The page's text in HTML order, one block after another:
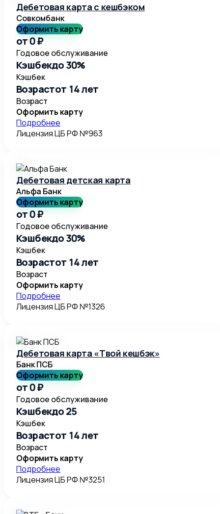
Дебетовая карта с кешбэком
Совкомбанк
Оформить карту
от 0 ₽
Годовое обслуживание
Кэшбекдо 30%
Кэшбек
Возрастот 14 лет
Возраст
Оформить карту
Подробнее
Лицензия ЦБ РФ №963
Дебетовая детская карта
Альфа Банк
Оформить карту
от 0 ₽
Годовое обслуживание
Кэшбекдо 30%
Кэшбек
Возрастот 14 лет
Возраст
Оформить карту
Подробнее
Лицензия ЦБ РФ №1326
Дебетовая карта «Твой кешбэк»
Банк ПСБ
Оформить карту
от 0 ₽
Годовое обслуживание
Кэшбекдо 25
Кэшбек
Возрастот 14 лет
Возраст
Оформить карту
Подробнее
Лицензия ЦБ РФ №3251